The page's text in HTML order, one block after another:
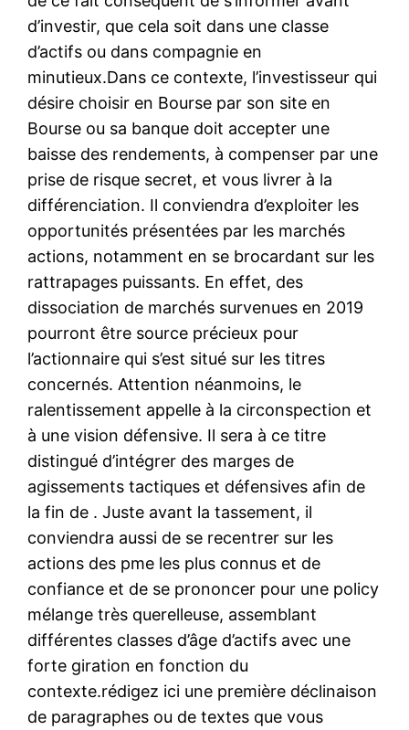
d’investir, que cela soit dans une classe
d’actifs ou dans compagnie en
minutieux.Dans ce contexte, l’investisseur qui
désire choisir en Bourse par son site en
Bourse ou sa banque doit accepter une
baisse des rendements, à compenser par une
prise de risque secret, et vous livrer à la
différenciation. Il conviendra d’exploiter les
opportunités présentées par les marchés
actions, notamment en se brocardant sur les
rattrapages puissants. En effet, des
dissociation de marchés survenues en 2019
pourront être source précieux pour
l’actionnaire qui s’est situé sur les titres
concernés. Attention néanmoins, le
ralentissement appelle à la circonspection et
à une vision défensive. Il sera à ce titre
distingué d’intégrer des marges de
agissements tactiques et défensives afin de
la fin de . Juste avant la tassement, il
conviendra aussi de se recentrer sur les
actions des pme les plus connus et de
confiance et de se prononcer pour une policy
mélange très querelleuse, assemblant
différentes classes d’âge d’actifs avec une
forte giration en fonction du
contexte.rédigez ici une première déclinaison
de paragraphes ou de textes que vous